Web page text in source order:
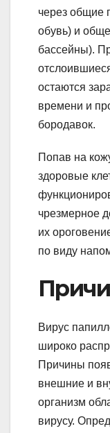
через общие
обувь) и
бассейны).
остаются
времени и
бородавок.
Попав на
здоровые
чрезмерное
их
по виду
Вирус
широко
Причины
внешние и
организм
вирусу.